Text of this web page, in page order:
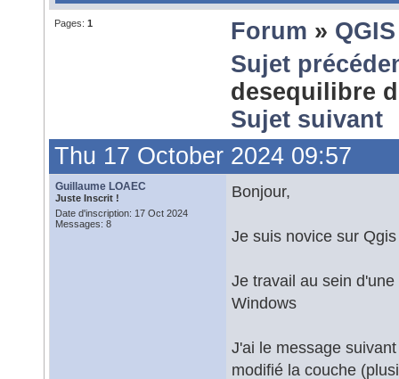
Pages: 1 Forum » QGIS
Sujet
desequilibre
Sujet suivant
Thu 17 October 2024 09:57
Guillaume LOAEC
Juste Inscrit !
Date d'inscription: 17 Oct 2024
Messages: 8
Bonjour,
Je suis novice sur
Je travail au sein
Windows
J'ai le message
modifié la couche